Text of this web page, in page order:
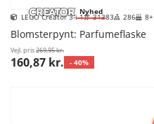
Nyhed
LEGO Creator 3-i-1 31383 286 8+
Blomsterpynt: Parfumeflaske
Vejl. pris269,95 kr.
160,87 kr. - 40%